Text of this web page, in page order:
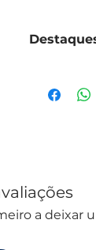
Base
a deixar